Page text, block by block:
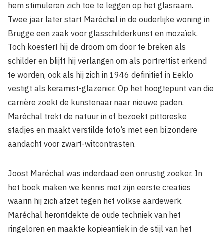
hem stimuleren zich toe te leggen op het glasraam.
Twee jaar later start Maréchal in de ouderlijke woning in
Brugge een zaak voor glasschilderkunst en mozaïek.
Toch koestert hij de droom om door te breken als
schilder en blijft hij verlangen om als portrettist erkend
te worden, ook als hij zich in 1946 definitief in Eeklo
vestigt als keramist-glazenier. Op het hoogtepunt van die
carrière zoekt de kunstenaar naar nieuwe paden.
Maréchal trekt de natuur in of bezoekt pittoreske
stadjes en maakt verstilde foto’s met een bijzondere
aandacht voor zwart-witcontrasten.
Joost Maréchal was inderdaad een onrustig zoeker. In
het boek maken we kennis met zijn eerste creaties
waarin hij zich afzet tegen het volkse aardewerk.
Maréchal herontdekte de oude techniek van het
ringeloren en maakte kopieantiek in de stijl van het